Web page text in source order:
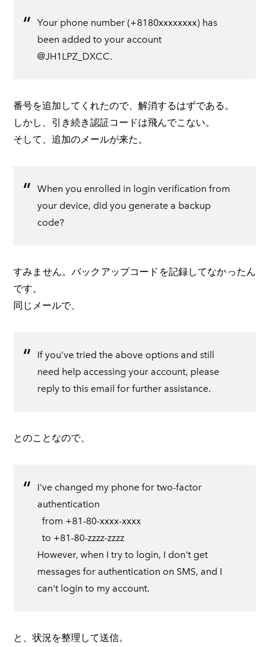
Your phone number (+8180xxxxxxxx) has
been added to your account
@JH1LPZ_DXCC.
番号を追加してくれたので、解消するはずである。
しかし、引き続き認証コードは飛んでこない。
そして、追加のメールが来た。
When you enrolled in login verification from
your device, did you generate a backup
code?
すみません。バックアップコードを記録してなかったん
です。
同じメールで、
If you’ve tried the above options and still
need help accessing your account, please
reply to this email for further assistance.
とのことなので、
I've changed my phone for two-factor
authentication
from +81-80-xxxx-xxxx
to +81-80-zzzz-zzzz
However, when I try to login, I don't get
messages for authentication on SMS, and I
can't login to my account.
と、状況を整理して送信。